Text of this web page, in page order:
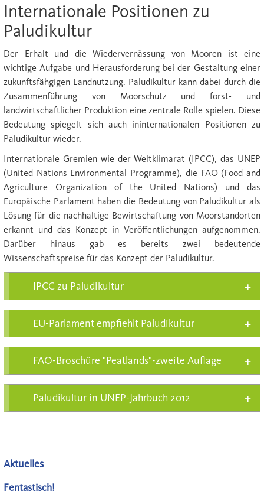
Internationale Positionen zu
Paludikultur
Der Erhalt und die Wiedervernässung von Mooren ist eine
wichtige Aufgabe und Herausforderung bei der Gestaltung einer
zukunftsfähgigen Landnutzung. Paludikultur kann dabei durch die
Zusammenführung von Moorschutz und forst- und
landwirtschaftlicher Produktion eine zentrale Rolle spielen. Diese
Bedeutung spiegelt sich auch ininternationalen Positionen zu
Paludikultur wieder.
Internationale Gremien wie der Weltklimarat (IPCC), das UNEP
(United Nations Environmental Programme), die FAO (Food and
Agriculture Organization of the United Nations) und das
Europäische Parlament haben die Bedeutung von Paludikultur als
Lösung für die nachhaltige Bewirtschaftung von Moorstandorten
erkannt und das Konzept in Veröffentlichungen aufgenommen.
Darüber hinaus gab es bereits zwei bedeutende
Wissenschaftspreise für das Konzept der Paludikultur.
IPCC zu Paludikultur
EU-Parlament empfiehlt Paludikultur
FAO-Broschüre "Peatlands"-zweite Auflage
Paludikultur in UNEP-Jahrbuch 2012
Aktuelles
Fentastisch!